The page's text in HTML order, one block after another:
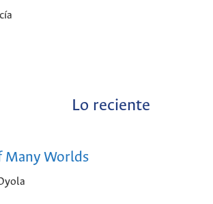
Lo reciente
Many Worlds